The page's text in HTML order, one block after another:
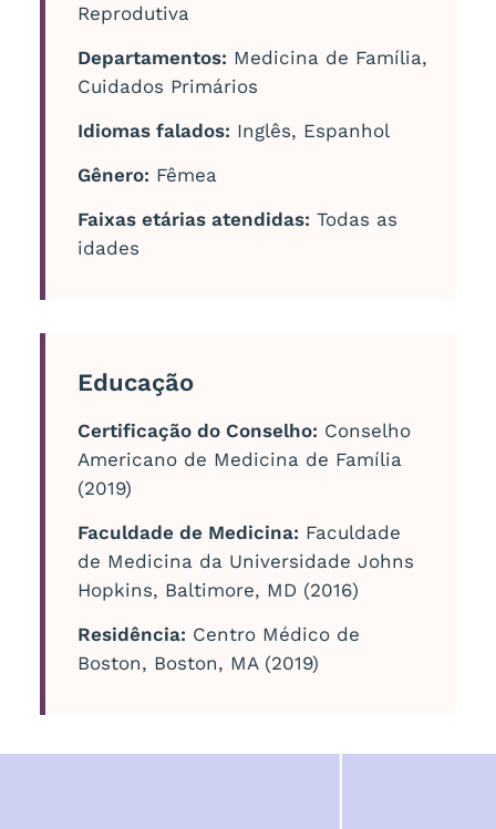
Reprodutiva
Departamentos: Medicina de Família,
Cuidados Primários
Idiomas falados: Inglês, Espanhol
Gênero: Fêmea
Faixas etárias atendidas: Todas as
idades
Educação
Certificação do Conselho: Conselho
Americano de Medicina de Família
(2019)
Faculdade de Medicina: Faculdade
de Medicina da Universidade Johns
Hopkins, Baltimore, MD (2016)
Residência: Centro Médico de
Boston, Boston, MA (2019)